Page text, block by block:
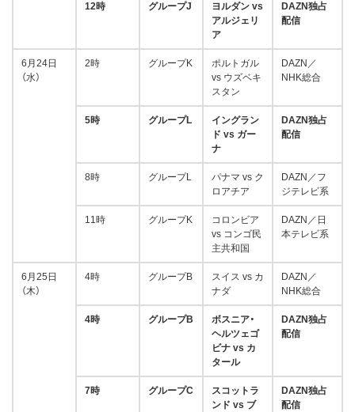
12時 グループJ
ヨルダン vs
アルジェリ
ア
DAZN独占
配信
6月24日
（水）
2時 グループK
ポルトガル
vs ウズベキ
スタン
DAZN／
NHK総合
5時 グループL
イングラン
ド vs ガー
ナ
DAZN独占
配信
8時 グループL
パナマ vs ク
ロアチア
DAZN／フ
ジテレビ系
11時 グループK
コロンビア
vs コンゴ民
主共和国
DAZN／日
本テレビ系
6月25日
（木）
4時 グループB
スイス vs カ
ナダ
DAZN／
NHK総合
4時 グループB
ボスニア・
ヘルツェゴ
ビナ vs カ
タール
DAZN独占
配信
7時 グループC
スコットラ
ンド vs ブ
DAZN独占
配信